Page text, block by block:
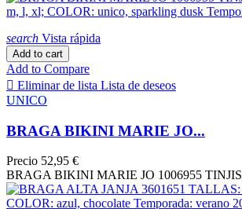
search Vista rápida
Add to cart
Add to Compare
 Eliminar de lista Lista de deseos
UNICO
BRAGA BIKINI MARIE JO...
Precio 52,95 €
BRAGA BIKINI MARIE JO 1006955 TINJIS